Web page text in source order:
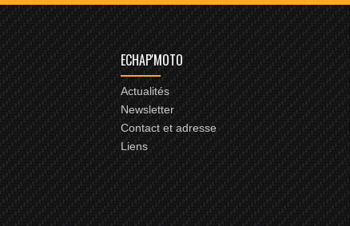
ECHAP'MOTO
Actualités
Newsletter
Contact et adresse
Liens